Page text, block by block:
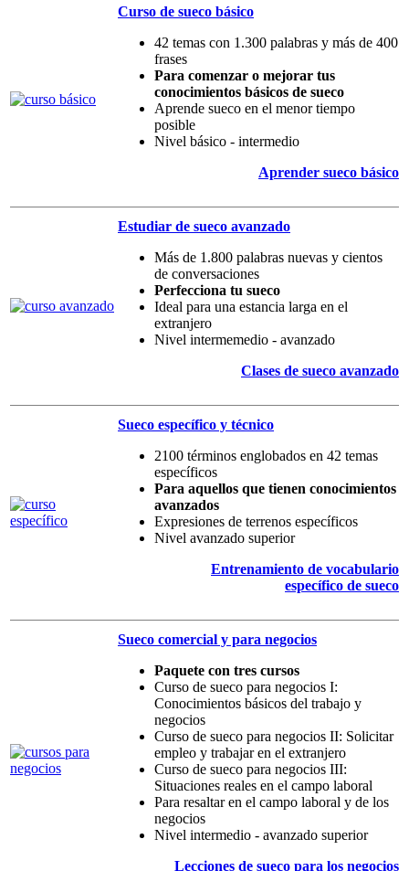
Curso de sueco básico
42 temas con 1.300 palabras y más de 400
frases
Para comenzar o mejorar tus
conocimientos básicos de sueco
Aprende sueco en el menor tiempo
posible
Nivel básico - intermedio
Aprender sueco básico
Estudiar de sueco avanzado
Más de 1.800 palabras nuevas y cientos
de conversaciones
Perfecciona tu sueco
Ideal para una estancia larga en el
extranjero
Nivel intermemedio - avanzado
Clases de sueco avanzado
Sueco específico y técnico
2100 términos englobados en 42 temas
específicos
Para aquellos que tienen conocimientos
avanzados
Expresiones de terrenos específicos
Nivel avanzado superior
Entrenamiento de vocabulario
específico de sueco
Sueco comercial y para negocios
Paquete con tres cursos
Curso de sueco para negocios I:
Conocimientos básicos del trabajo y
negocios
Curso de sueco para negocios II: Solicitar
empleo y trabajar en el extranjero
Curso de sueco para negocios III:
Situaciones reales en el campo laboral
Para resaltar en el campo laboral y de los
negocios
Nivel intermedio - avanzado superior
Lecciones de sueco para los negocios